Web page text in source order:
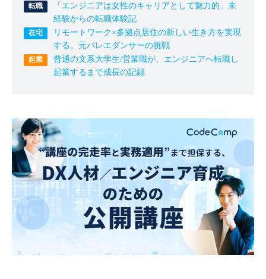
「エンジニアは女性のキャリアとして魅力的」未
経験からの転職体験記
リモートワーク×多拠点居住の新しい生き方を実現
する。元バレエダンサーの挑戦
普通の文系大学生/営業職が、エンジニアへ転職し
起業するまで成長の記録